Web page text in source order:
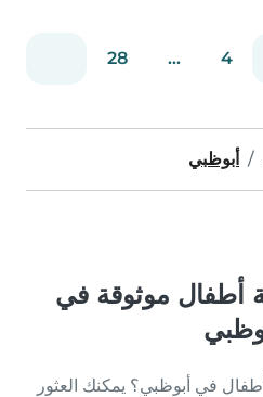
4
...
28
أبوظبي
أطفال موثوقة في
في أبوظبي؟ يمكنك العثور